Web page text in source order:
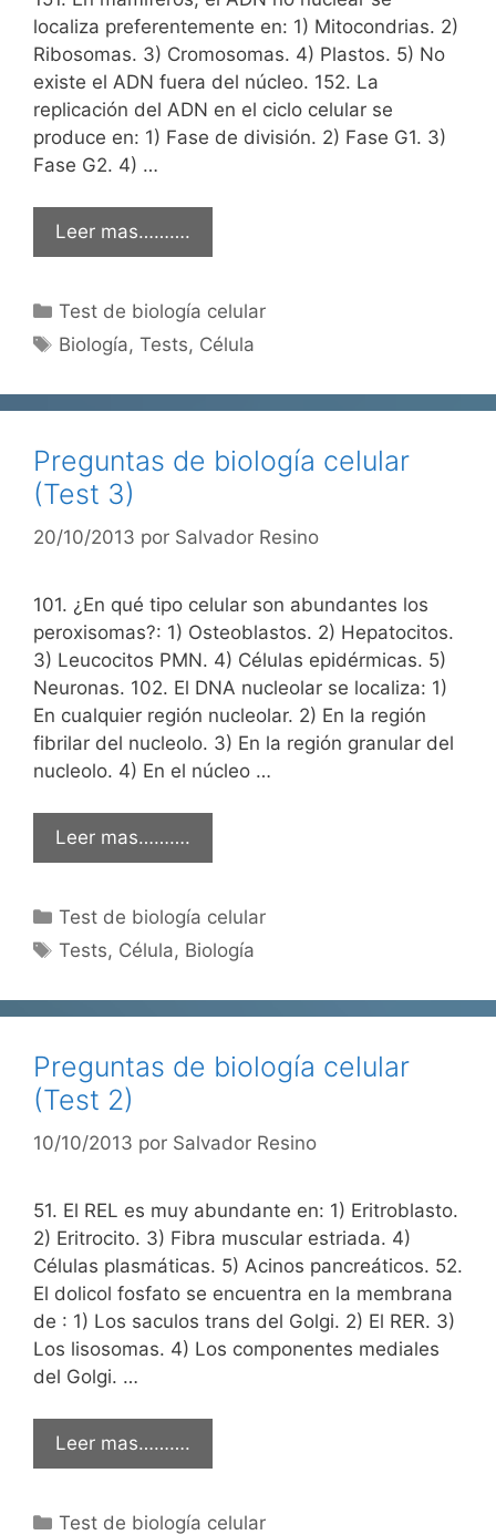
localiza preferentemente en: 1) Mitocondrias. 2)
Ribosomas. 3) Cromosomas. 4) Plastos. 5) No
existe el ADN fuera del núcleo. 152. La
replicación del ADN en el ciclo celular se
produce en: 1) Fase de división. 2) Fase G1. 3)
Fase G2. 4) …
Leer mas……….
Categorías
Test de biología celular
Etiquetas
Biología,Tests, Célula
Preguntas de biología celular
(Test 3)
20/10/2013 por Salvador Resino
101. ¿En qué tipo celular son abundantes los
peroxisomas?: 1) Osteoblastos. 2) Hepatocitos.
3) Leucocitos PMN. 4) Células epidérmicas. 5)
Neuronas. 102. El DNA nucleolar se localiza: 1)
En cualquier región nucleolar. 2) En la región
fibrilar del nucleolo. 3) En la región granular del
nucleolo. 4) En el núcleo …
Leer mas……….
Categorías
Test de biología celular
Etiquetas
Tests, Célula, Biología
Preguntas de biología celular
(Test 2)
10/10/2013 por Salvador Resino
51. El REL es muy abundante en: 1) Eritroblasto.
2) Eritrocito. 3) Fibra muscular estriada. 4)
Células plasmáticas. 5) Acinos pancreáticos. 52.
El dolicol fosfato se encuentra en la membrana
de : 1) Los saculos trans del Golgi. 2) El RER. 3)
Los lisosomas. 4) Los componentes mediales
del Golgi. …
Leer mas……….
Categorías
Test de biología celular